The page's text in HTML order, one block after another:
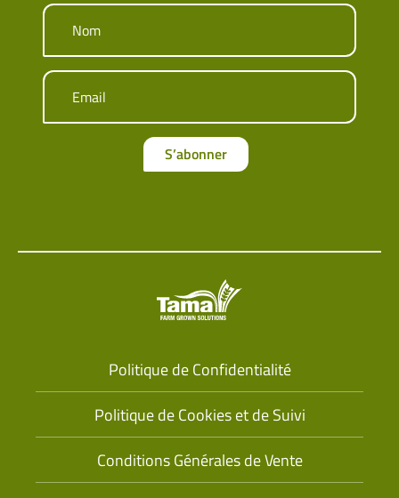
Nom
Email
S’abonner
Politique de Confidentialité
Politique de Cookies et de Suivi
Conditions Générales de Vente